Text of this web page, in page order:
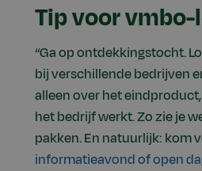
Tip voor
“Ga op ontdekkingstocht.
bij verschillende bedrijven
alleen over het
het bedrijf werkt. Zo zie je
pakken. En natuurlijk: kom
informatieavond of open